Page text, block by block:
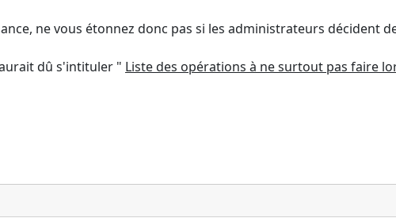
ne vous étonnez donc pas si les administrateurs décident
dû s'intituler " Liste des opérations à ne surtout pas faire